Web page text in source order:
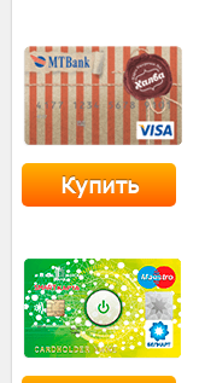
Купить